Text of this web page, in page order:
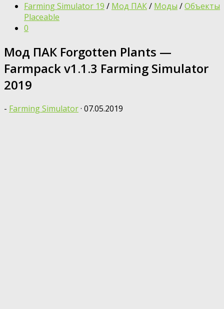
Farming Simulator 19 / Мод ПАК/ Моды /Объекты
Placeable
0
Мод ПАК Forgotten Plants —
Farmpack v1.1.3 Farming Simulator
2019
- Farming Simulator· 07.05.2019